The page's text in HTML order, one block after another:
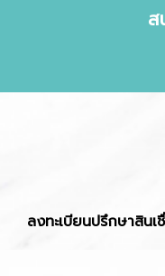
ส
ลงทะเบียนปรึกษาสินเ